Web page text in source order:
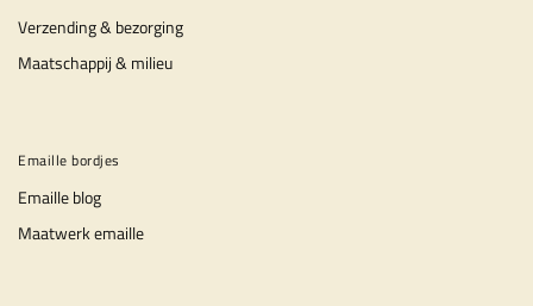
Verzending & bezorging
Maatschappij & milieu
Emaille bordjes
Emaille blog
Maatwerk emaille